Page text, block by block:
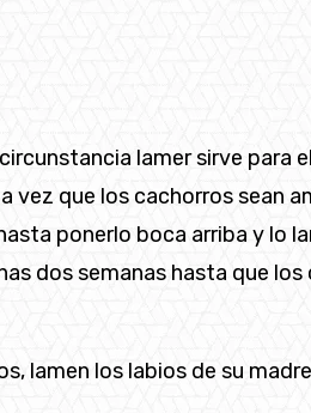
lamer sirve para
vez que los cachorros sean
ponerlo boca arriba y lo
dos semanas hasta que
lamen los labios de su